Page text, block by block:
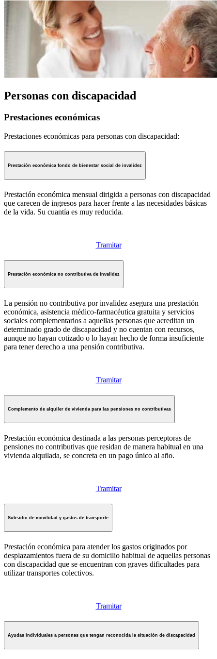
Personas con discapacidad
Prestaciones económicas
Prestaciones económicas para personas con discapacidad:
Prestación económica fondo de bienestar social de invalidez
Prestación económica mensual dirigida a personas con discapacidad
que carecen de ingresos para hacer frente a las necesidades básicas
de la vida. Su cuantía es muy reducida.
Tramitar
Prestación económica no contributiva de invalidez
La pensión no contributiva por invalidez asegura una prestación
económica, asistencia médico-farmacéutica gratuita y servicios
sociales complementarios a aquellas personas que acreditan un
determinado grado de discapacidad y no cuentan con recursos,
aunque no hayan cotizado o lo hayan hecho de forma insuficiente
para tener derecho a una pensión contributiva.
Tramitar
Complemento de alquiler de vivienda para las pensiones no contributivas
Prestación económica destinada a las personas perceptoras de
pensiones no contributivas que residan de manera habitual en una
vivienda alquilada, se concreta en un pago único al año.
Tramitar
Subsidio de movilidad y gastos de transporte
Prestación económica para atender los gastos originados por
desplazamientos fuera de su domicilio habitual de aquellas personas
con discapacidad que se encuentran con graves dificultades para
utilizar transportes colectivos.
Tramitar
Ayudas individuales a personas que tengan reconocida la situación de discapacidad